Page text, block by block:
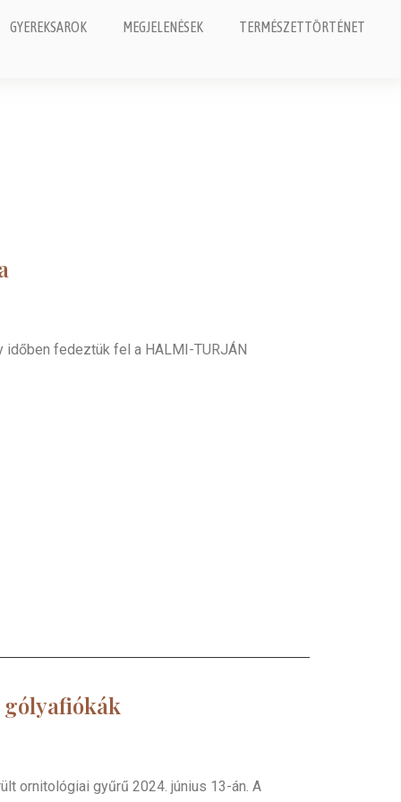
GYEREKSAROK MEGJELENÉSEK TERMÉSZETTÖRTÉNET
fedeztük fel a HALMI-TURJÁN
ornitológiai gyűrű 2024. június 13-án. A